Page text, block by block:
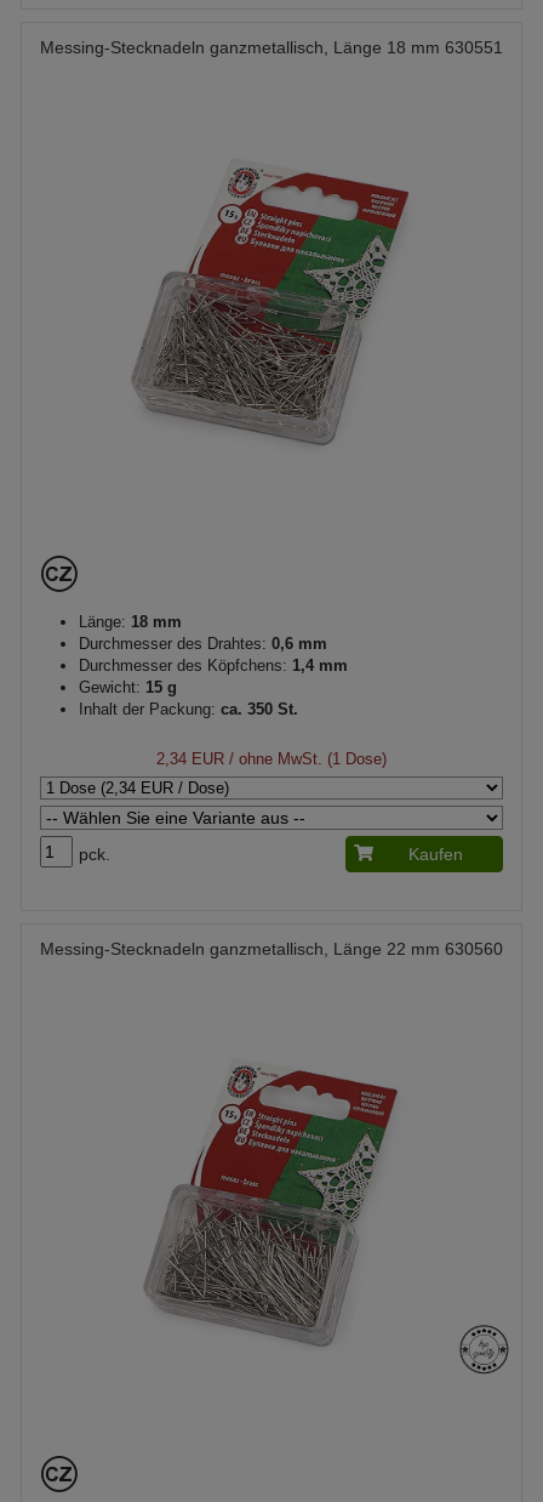
Messing-Stecknadeln ganzmetallisch, Länge 18 mm 630551
Länge: 18 mm
Durchmesser des Drahtes: 0,6 mm
Durchmesser des Köpfchens: 1,4 mm
Gewicht: 15 g
Inhalt der Packung: ca. 350 St.
2,34 EUR / ohne MwSt. (1 Dose)
pck. Kaufen
Messing-Stecknadeln ganzmetallisch, Länge 22 mm 630560